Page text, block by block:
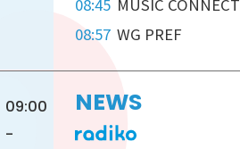
08:57 WG PREF
09:00
-
NEWS